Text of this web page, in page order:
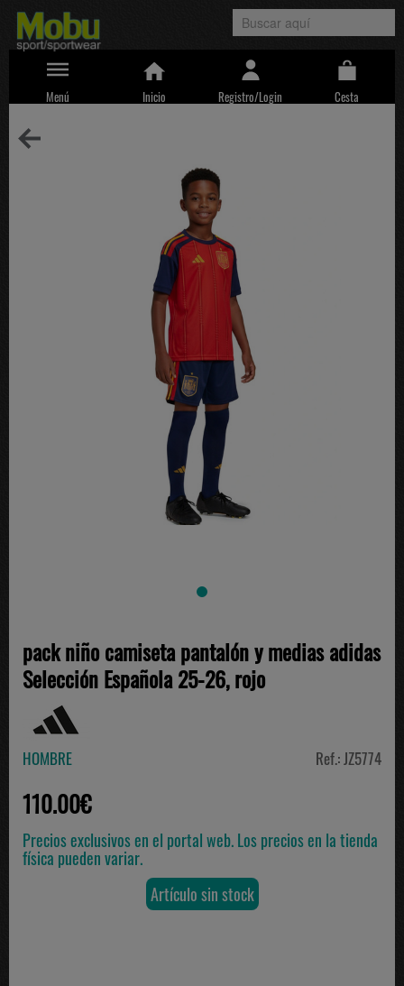
Menú Inicio Registro/Login Cesta
pack niño camiseta pantalón y medias adidas
Selección Española 25-26, rojo
HOMBRE Ref.: JZ5774
110.00€
Precios exclusivos en el portal web. Los precios en la tienda
física pueden variar.
Artículo sin stock